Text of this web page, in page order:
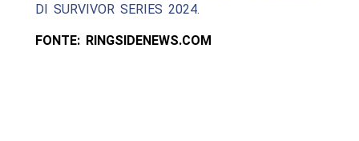
DI SURVIVOR SERIES 2024.
FONTE: RINGSIDENEWS.COM